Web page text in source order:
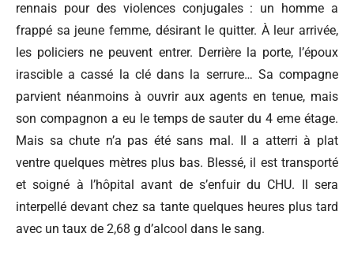
rennais pour des violences conjugales : un homme a
frappé sa jeune femme, désirant le quitter. À leur arrivée,
les policiers ne peuvent entrer. Derrière la porte, l’époux
irascible a cassé la clé dans la serrure… Sa compagne
parvient néanmoins à ouvrir aux agents en tenue, mais
son compagnon a eu le temps de sauter du 4 eme étage.
Mais sa chute n’a pas été sans mal. Il a atterri à plat
ventre quelques mètres plus bas. Blessé, il est transporté
et soigné à l’hôpital avant de s’enfuir du CHU. Il sera
interpellé devant chez sa tante quelques heures plus tard
avec un taux de 2,68 g d’alcool dans le sang.